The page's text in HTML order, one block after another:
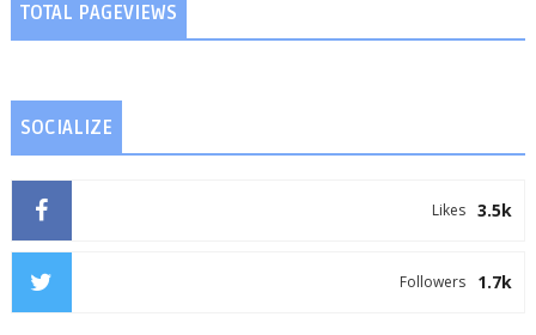
TOTAL PAGEVIEWS
SOCIALIZE
3.5k
Likes
1.7k
Followers